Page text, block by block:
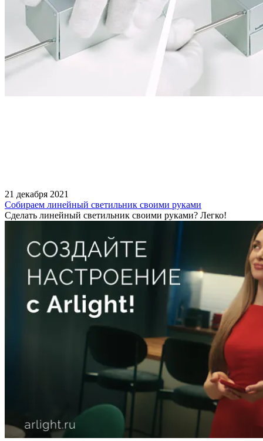
21 декабря 2021
Собираем линейный светильник своими руками
Сделать линейный светильник своими руками? Легко!